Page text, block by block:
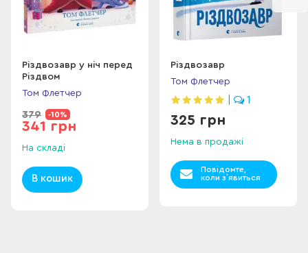
Різдвозавр у ніч перед
Різдвом
Том Флетчер
379 -10%
341 грн
На складі
В кошик
Різдвозавр
Том Флетчер
1
325 грн
Нема в продажі
Повідомте,
коли з`явиться